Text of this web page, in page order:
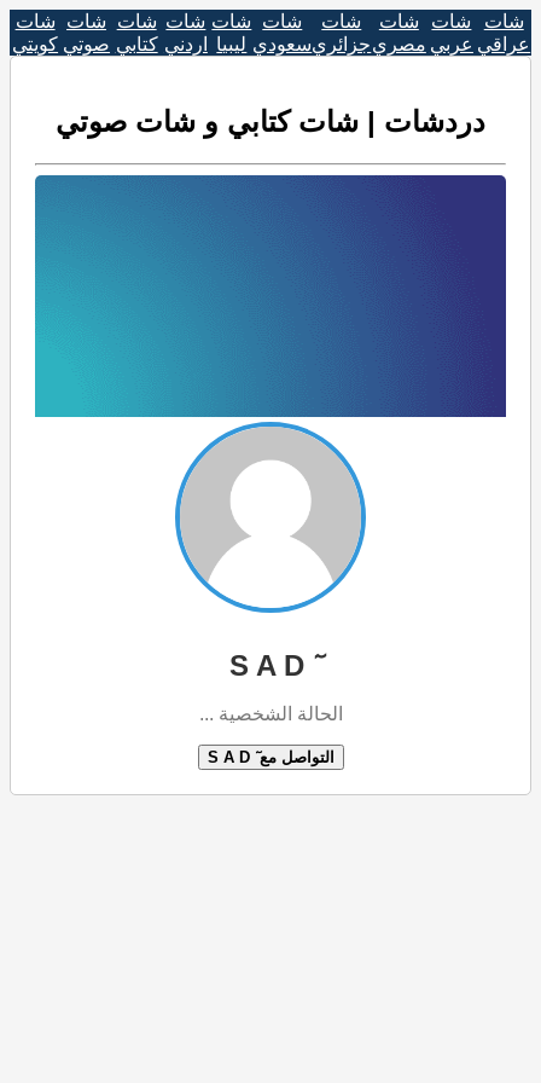
شات
عراقي
شات
عربي
شات
مصري
شات
جزائري
شات
سعودي
شات
ليبيا
شات
اردني
شات
كتابي
شات
صوتي
شات
كويتي
دردشات | شات كتابي و شات صوتي
ٓ S A D
الحالة الشخصية ...
التواصل مع ٓ S A D